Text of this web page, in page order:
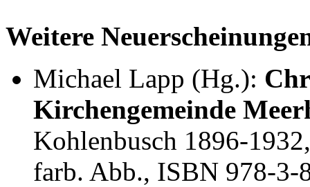
Weitere
Michael Lapp (Hg.):
Kirchengemeinde
Kohlenbusch 1896-
farb. Abb., ISBN 978-3-